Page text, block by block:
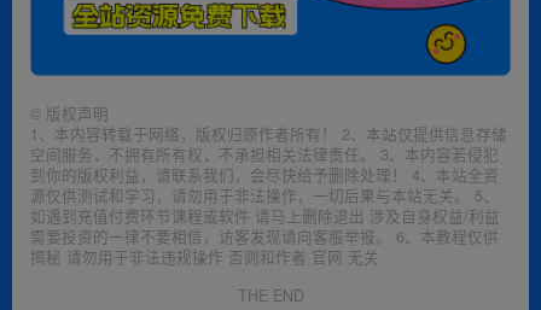
© 版权声明
1、本内容转载于网络，版权归原作者所有！ 2、本站仅提供信息存储
空间服务，不拥有所有权，不承担相关法律责任。 3、本内容若侵犯
到你的版权利益，请联系我们，会尽快给予删除处理！ 4、本站全资
源仅供测试和学习，请勿用于非法操作，一切后果与本站无关。 5、
如遇到充值付费环节课程或软件 请马上删除退出 涉及自身权益/利益
需要投资的一律不要相信，访客发现请向客服举报。 6、本教程仅供
揭秘 请勿用于非法违规操作 否则和作者 官网 无关
THE END